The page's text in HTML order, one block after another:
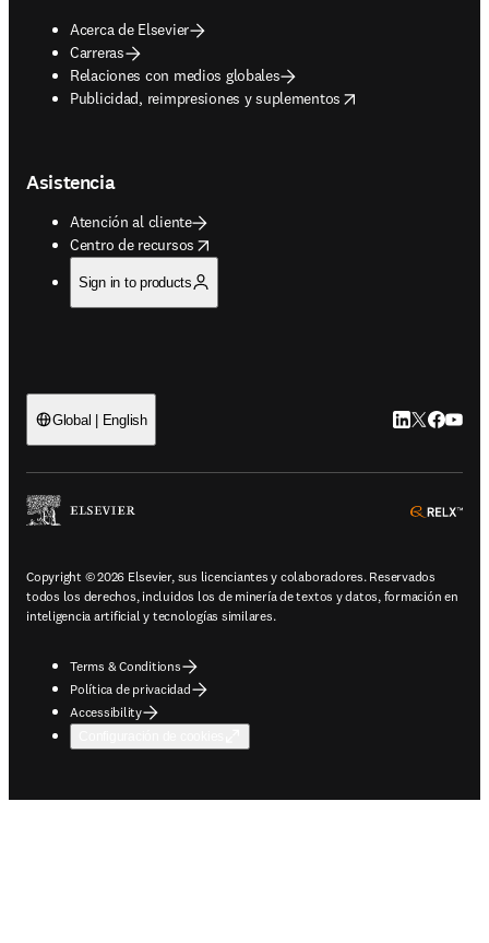
Acerca de Elsevier
Carreras
Relaciones con medios globales
Publicidad, reimpresiones y suplementos
opens in new tab/window
Asistencia
Atención al cliente
Centro de recursos
opens in new tab/window
Sign in to products
Global | English LinkedIn se
Twitter se
Copyright © 2026 Elsevier, sus licenciantes y colaboradores. Reservados
todos los derechos, incluidos los de minería de textos y datos, formación en
inteligencia artificial y tecnologías similares.
Terms & Conditions
Política de privacidad
Accessibility